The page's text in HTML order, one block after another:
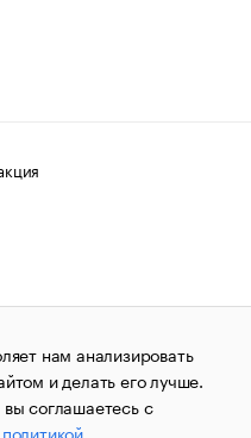
авторских прав
1995–2026.Сообщения
«РБК»
по надзору в сфере
и массовых
за номером ИА
нам анализировать
и делать его лучше.
соглашаетесь с
политикой